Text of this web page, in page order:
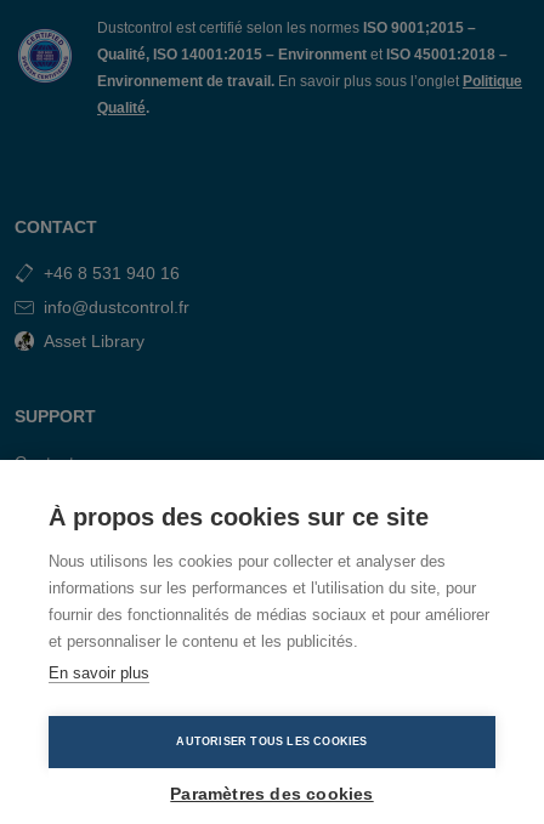
Dustcontrol est certifié selon les normes ISO 9001;2015 –
Qualité, ISO 14001:2015 – Environment et ISO 45001:2018 –
Environnement de travail. En savoir plus sous l’onglet Politique
Qualité.
CONTACT
+46 8 531 940 16
info@dustcontrol.fr
Asset Library
SUPPORT
Contact
À propos des cookies sur ce site
Nous utilisons les cookies pour collecter et analyser des
informations sur les performances et l'utilisation du site, pour
fournir des fonctionnalités de médias sociaux et pour améliorer
et personnaliser le contenu et les publicités.
En savoir plus
AUTORISER TOUS LES COOKIES
Paramètres des cookies